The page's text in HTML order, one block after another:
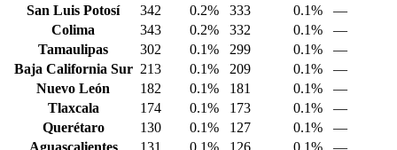
San Luis Potosí
342 0.2% 333 0.1%
—
Colima
343 0.2% 332 0.1%
—
Tamaulipas
302 0.1% 299 0.1%
—
Baja California Sur 213 0.1% 209 0.1%
—
Nuevo León
182 0.1% 181 0.1%
—
Tlaxcala
174 0.1% 173 0.1%
—
Querétaro
130 0.1% 127 0.1%
—